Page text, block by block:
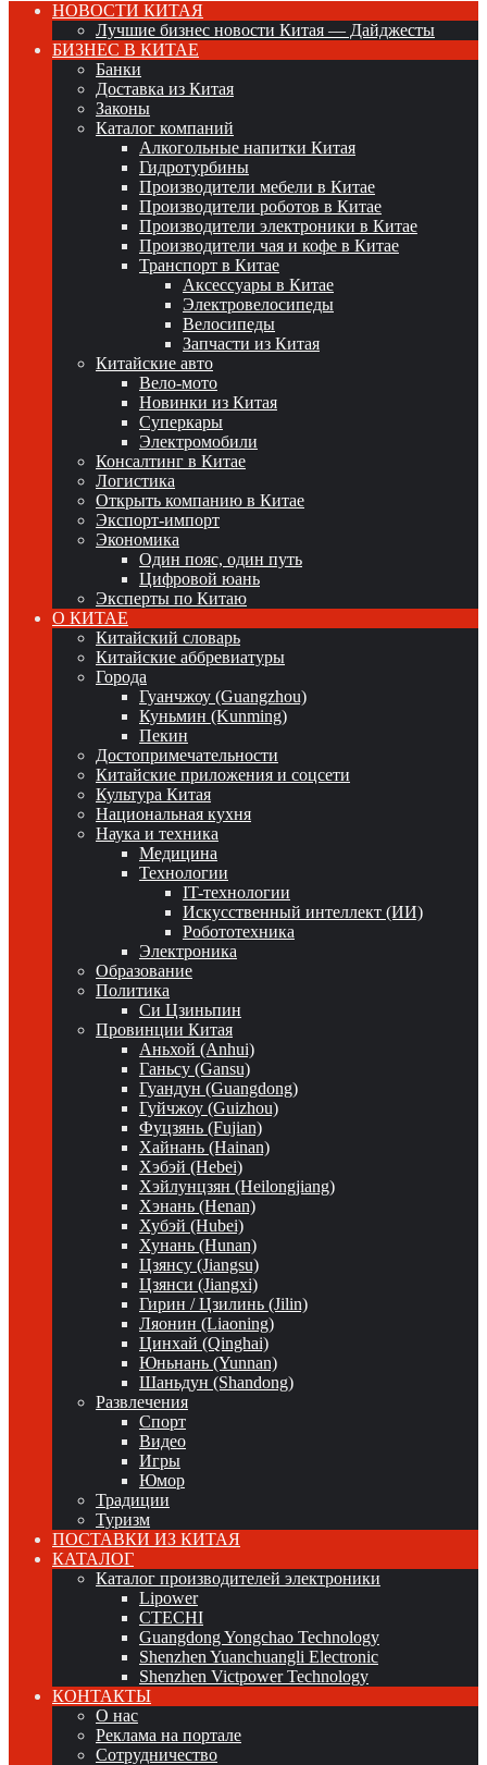
НОВОСТИ КИТАЯ
Лучшие бизнес новости Китая — Дайджесты
БИЗНЕС В КИТАЕ
Банки
Доставка из Китая
Законы
Каталог компаний
Алкогольные напитки Китая
Гидротурбины
Производители мебели в Китае
Производители роботов в Китае
Производители электроники в Китае
Производители чая и кофе в Китае
Транспорт в Китае
Аксессуары в Китае
Электровелосипеды
Велосипеды
Запчасти из Китая
Китайские авто
Вело-мото
Новинки из Китая
Суперкары
Электромобили
Консалтинг в Китае
Логистика
Открыть компанию в Китае
Экспорт-импорт
Экономика
Один пояс, один путь
Цифровой юань
Эксперты по Китаю
О КИТАЕ
Китайский словарь
Китайские аббревиатуры
Города
Гуанчжоу (Guangzhou)
Куньмин (Kunming)
Пекин
Достопримечательности
Китайские приложения и соцсети
Культура Китая
Национальная кухня
Наука и техника
Медицина
Технологии
IT-технологии
Искусственный интеллект (ИИ)
Робототехника
Электроника
Образование
Политика
Си Цзиньпин
Провинции Китая
Аньхой (Anhui)
Ганьсу (Gansu)
Гуандун (Guangdong)
Гуйчжоу (Guizhou)
Фуцзянь (Fujian)
Хайнань (Hainan)
Хэбэй (Hebei)
Хэйлунцзян (Heilongjiang)
Хэнань (Henan)
Хубэй (Hubei)
Хунань (Hunan)
Цзянсу (Jiangsu)
Цзянси (Jiangxi)
Гирин / Цзилинь (Jilin)
Ляонин (Liaoning)
Цинхай (Qinghai)
Юньнань (Yunnan)
Шаньдун (Shandong)
Развлечения
Спорт
Видео
Игры
Юмор
Традиции
Туризм
ПОСТАВКИ ИЗ КИТАЯ
КАТАЛОГ
Каталог производителей электроники
Lipower
CTECHI
Guangdong Yongchao Technology
Shenzhen Yuanchuangli Electronic
Shenzhen Victpower Technology
КОНТАКТЫ
О нас
Реклама на портале
Сотрудничество